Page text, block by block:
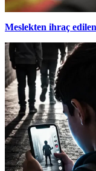
Meslekten ihraç